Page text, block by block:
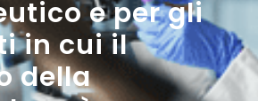
e per gli
in cui il
della